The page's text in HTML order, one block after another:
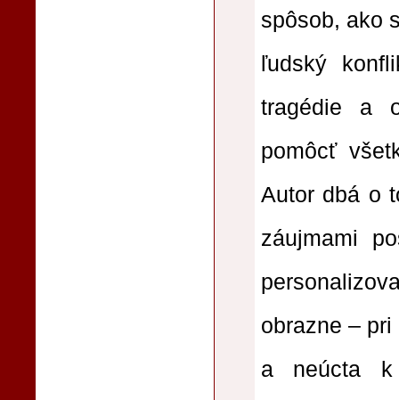
spôsob, ako
ľudský
tragédie a
pomôcť
Autor dbá o
záujmami
obrazne –
a neúcta k